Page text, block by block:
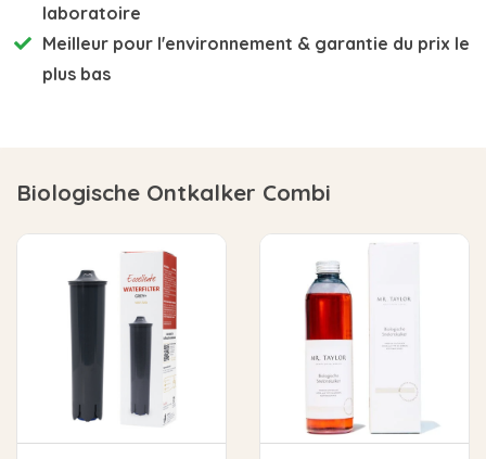
laboratoire
Meilleur pour l'environnement & garantie du prix le
plus bas
Biologische Ontkalker Combi